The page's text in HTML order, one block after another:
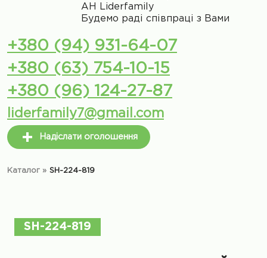
АН Liderfamily
Будемо раді співпраці з Вами
+380 (94) 931-64-07
+380 (63) 754-10-15
+380 (96) 124-27-87
liderfamily7@gmail.com
Надіслати оголошення
Каталог » SH-224-819
SH-224-819